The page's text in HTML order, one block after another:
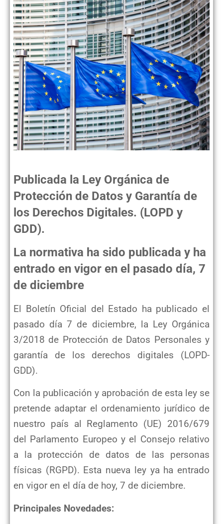
Publicada la Ley Orgánica de
Protección de Datos y Garantía de
los Derechos Digitales. (LOPD y
GDD).
La normativa ha sido publicada y ha
entrado en vigor en el pasado día, 7
de diciembre
El Boletín Oficial del Estado ha publicado el
pasado día 7 de diciembre, la Ley Orgánica
3/2018 de Protección de Datos Personales y
garantía de los derechos digitales (LOPD-
GDD).
Con la publicación y aprobación de esta ley se
pretende adaptar el ordenamiento jurídico de
nuestro país al Reglamento (UE) 2016/679
del Parlamento Europeo y el Consejo relativo
a la protección de datos de las personas
físicas (RGPD). Esta nueva ley ya ha entrado
en vigor en el día de hoy, 7 de diciembre.
Principales Novedades: